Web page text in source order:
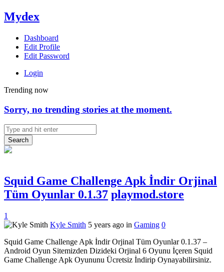
Mydex
Dashboard
Edit Profile
Edit Password
Login
Trending now
Sorry, no trending stories at the moment.
Search
Squid Game Challenge Apk İndir Orjinal
Tüm Oyunlar 0.1.37 playmod.store
1
Kyle Smith 5 years ago in Gaming 0
Squid Game Challenge Apk İndir Orjinal Tüm Oyunlar 0.1.37 –
Android Oyun Sitemizden Dizideki Orjinal 6 Oyunu İçeren Squid
Game Challenge Apk Oyununu Ücretsiz İndirip Oynayabilirsiniz.